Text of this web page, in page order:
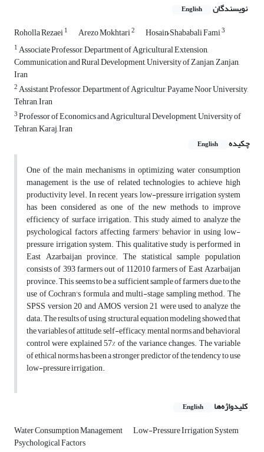
نویسندگان English
Roholla Rezaei1 Arezo Mokhtari2 Hosain ُShababali Fami3
1Associate Professor, Department of Agricultural Extension,
Communication and Rural Development, University of Zanjan, Zanjan,
Iran
2Assistant Professor, Department of Agricultur, Payame Noor University,
Tehran, Iran
3Professor of Economics and Agricultural Development, University of
Tehran, Karaj, Iran
چکیده
English
One of the main mechanisms in optimizing water consumption
management is the use of related technologies to achieve high
productivity level. In recent years, low-pressure irrigation system
has been considered as one of the new methods to improve
efficiency of surface irrigation. This study aimed to analyze the
psychological factors affecting farmers' behavior in using low-
pressure irrigation system. This qualitative study is performed in
East Azarbaijan province. The statistical sample population
consists of 393 farmers out of 112010 farmers of East Azarbaijan
province. This seems to be a sufficient sample of farmers due to the
use of Cochran's formula and multi-stage sampling method. The
SPSS version 20 and AMOS version 21 were used to analyze the
data. The results of using structural equation modeling showed that
the variables of attitude, self-efficacy, mental norms and behavioral
control were explained 57% of the variance changes. The variable
of ethical norms has been a stronger predictor of the tendency to use
low-pressure irrigation.
کلیدواژه‌ها English
Water Consumption Management Low-Pressure Irrigation System
Psychological Factors